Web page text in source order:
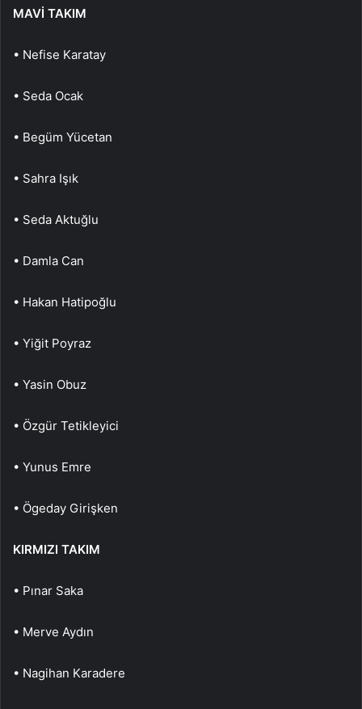
MAVİ TAKIM
• Nefise Karatay
• Seda Ocak
• Begüm Yücetan
• Sahra Işık
• Seda Aktuğlu
• Damla Can
• Hakan Hatipoğlu
• Yiğit Poyraz
• Yasin Obuz
• Özgür Tetikleyici
• Yunus Emre
• Ögeday Girişken
KIRMIZI TAKIM
• Pınar Saka
• Merve Aydın
• Nagihan Karadere